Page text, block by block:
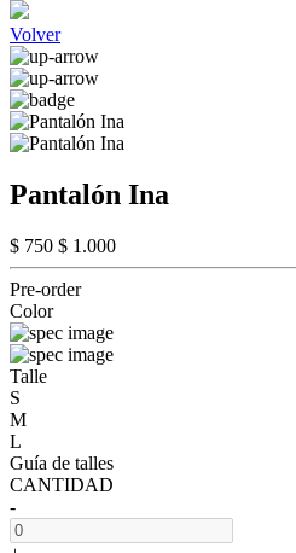
Volver
Pantalón Ina
$ 750 $ 1.000
Pre-order
Color
Talle
S
M
L
Guía de talles
CANTIDAD
-